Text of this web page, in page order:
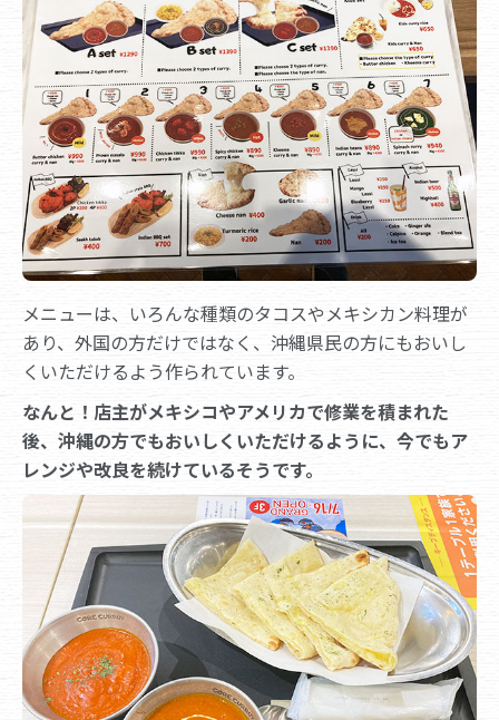
メニューは、いろんな種類のタコスやメキシカン料理が
あり、外国の方だけではなく、沖縄県民の方にもおいし
くいただけるよう作られています。
なんと！店主がメキシコやアメリカで修業を積まれた
後、沖縄の方でもおいしくいただけるように、今でもア
レンジや改良を続けているそうです。